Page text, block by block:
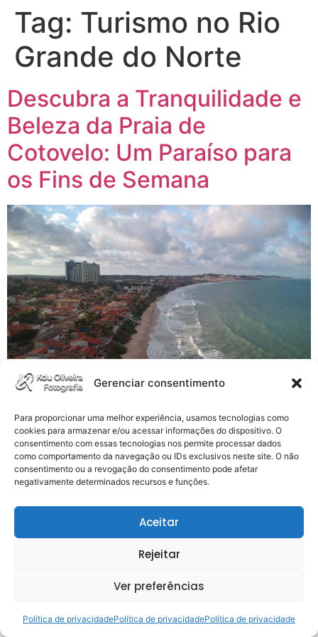
Gerenciar consentimento
Para proporcionar uma melhor experiência, usamos tecnologias como
cookies para armazenar e/ou acessar informações do dispositivo. O
consentimento com essas tecnologias nos permite processar dados
como comportamento da navegação ou IDs exclusivos neste site. O não
consentimento ou a revogação do consentimento pode afetar
negativamente determinados recursos e funções.
Aceitar
Rejeitar
Ver preferências
Política de privacidadePolítica de privacidadePolítica de privacidade
Tag: Turismo no Rio
Grande do Norte
Descubra a Tranquilidade e
Beleza da Praia de
Cotovelo: Um Paraíso para
os Fins de Semana
Menos movimentada e mais acolhedora que sua vizinha
Ponta Negra, a Praia de Cotovelo é o refúgio perfeito
para quem busca paz e natureza. Um Oásis de
Tranquilidade: Por Que a Praia de Cotovelo é o Meu
distância da famosa Praia da Ponta Negra, a Praia […]